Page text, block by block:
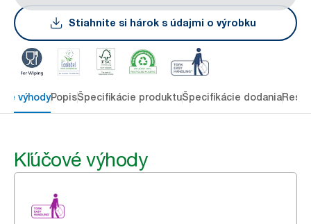
Stiahnite si hárok s údajmi o výrobku
výhodyPopisŠpecifikácie produktuŠpecifikácie dodania
Kľúčové výhody